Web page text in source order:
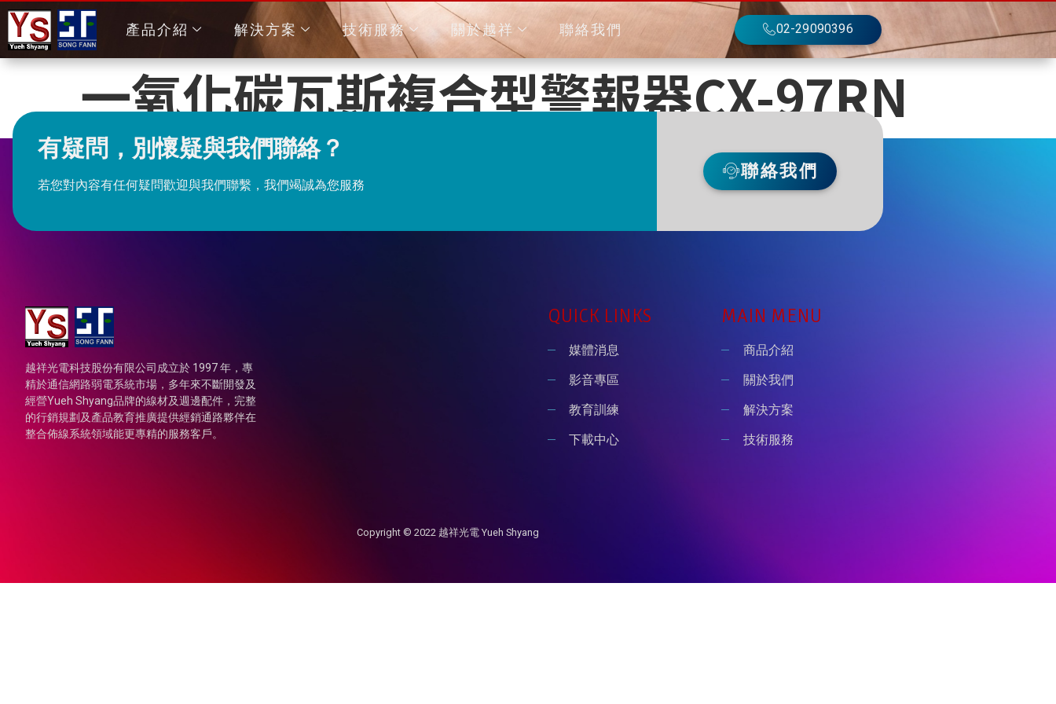
產品介紹 解決方案 技術服務 關於越祥 聯絡我們 02-29090396
一氧化碳瓦斯複合型警報器CX-97RN
有疑問，別懷疑與我們聯絡？
若您對內容有任何疑問歡迎與我們聯繫，我們竭誠為您服務
聯絡我們
越祥光電科技股份有限公司成立於 1997 年，專
精於通信網路弱電系統市場，多年來不斷開發及
經營Yueh Shyang品牌的線材及週邊配件，完整
的行銷規劃及產品教育推廣提供經銷通路夥伴在
整合佈線系統領域能更專精的服務客戶。
QUICK LINKS
媒體消息
影音專區
教育訓練
下載中心
MAIN MENU
商品介紹
關於我們
解決方案
技術服務
Copyright © 2022 越祥光電 Yueh Shyang